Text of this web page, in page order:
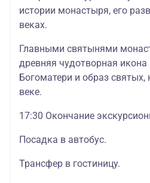
истории монастыря, его
веках.
Главными святынями
древняя чудотворная икона
Богоматери и образ святых,
веке.
17:30 Окончание
Посадка в автобус.
Трансфер в гостиницу.